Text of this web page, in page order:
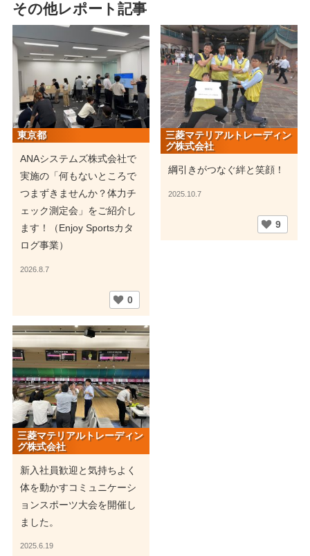
その他レポート記事
東京都
ANAシステムズ株式会社で
実施の「何もないところで
つまずきませんか？体力チ
ェック測定会」をご紹介し
ます！（Enjoy Sportsカタ
ログ事業）
2026.8.7
0
三菱マテリアルトレーディン
グ株式会社
綱引きがつなぐ絆と笑顔！
2025.10.7
9
三菱マテリアルトレーディン
グ株式会社
新入社員歓迎と気持ちよく
体を動かすコミュニケーシ
ョンスポーツ大会を開催し
ました。
2025.6.19